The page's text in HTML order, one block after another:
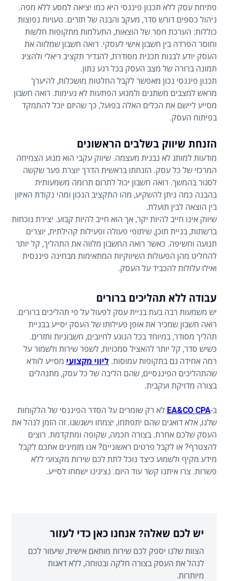
פתיחת עסק ללא תכנון פיננסי היא כמו יציאה למסע ללא מפה.
ניהול כספים דורש סדר, מעקב והבנה של תזרים. טעויות נפוצות
כוללות: הערכת חסר של הוצאות, התעלמות מתקופות חלשות
וחוסר הפרדה בין חשבון אישי לעסקי. רואה חשבון שמלווה את
העסק יודע לבנות תכנית מסודרת, להגדיר תקציב ריאלי ולהציג
תמונה ברורה של מצב העסק בכל רגע נתון.
תכנון פיננסי נכון מאפשר לקבל החלטות מושכלות, להיערך
מראש למצבים משתנים ולמנוע הפתעות לא נעימות. רואה חשבון
מסייע ליישם את הכלים האלה בפועל, כך שהיזם יוכל להתמקד
בפיתוח העסק.
הזנחת שיווק בשלבים הראשונים
מודעות למותג לא נבנית מעצמה. שיווק עקבי הוא מנוע הצמיחה
המרכזי של כל עסק. הזנחתו בראשית הדרך יוצרת פער שקשה
לסגור בהמשך. רואה חשבון יכול לתרום תרומה משמעותית
בהבנה כמה ניתן להשקיע, מהו התקציב הנכון ומהי נקודת האיזון
בין הוצאה לבין תועלת.
שיווק אינו חייב להיות יקר, אך הוא חייב להיות קבוע. יצירת נוכחות
ברשתות, בניית תוכן, שיתופי פעולה ופעילות קהילתית, יוצרים
תנועה וחשיפה. כאשר רואה החשבון מלווה את התהליך, קל יותר
להחליט מהן הפעולות השיווקיות המתאימות מבחינה פיננסית
ואילו עלולות להכביד על העסק.
עבודה ללא תהליכים ברורים
יש משמעות רבה בעת בניית עסק לפעול על פי תהליכים ברורים.
רואה חשבון שמכיר את אופן פעילותו של העסק יסייע בבניית
תהליך מסודר, במיוחד בכל הנוגע לחיובים, חשבוניות ותזרים.
כשיש סדר, קל יותר להאציל סמכויות, לשפר שירות ולשמור על
רמה אחידה גם בתקופות עמוסות.ליווי מקצועי מסייע לוודא
שהתהליכים הפיננסיים, שהם הליבה של כל עסק, מתנהלים
בצורה מדויקת ועקבית.
ב-EA&CO CPA לא רק שומרים על הסדר הפיננסי של הלקוחות
שלנו, אלא דואגים שהם יתפתחו, יצמחו וישגשגו. זה הזמן לנהל את
העסק שלכם אחרת. בצורה חכמה, שקופה ומתקדמת. רוצים
להצטרף? או לקבל פרטים ראשוניים? אנו מזמינים אתכם לקבל
מידע מקיף ולשמוע כיצד נוכל לתת לכם שירות מקצועי ללא
פשרות. צרו איתנו קשר עוד היום. נציגינו ישמחו לסייע.
יש לכם שאלה? אנחנו כאן כדי לעזור
הצוות שלנו יספק לכם שירות מותאם אישית, שיעזור לכם
לנהל את העסק בצורה חלקה ובטוחה, ללא דאגות
מיותרות.